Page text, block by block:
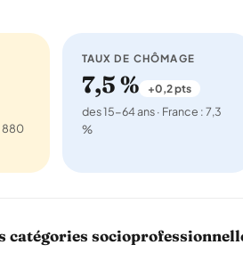
880
TAUX DE CHÔMAGE
7,5 % +0,2 pts
des 15-64 ans · France : 7,3
%
catégories